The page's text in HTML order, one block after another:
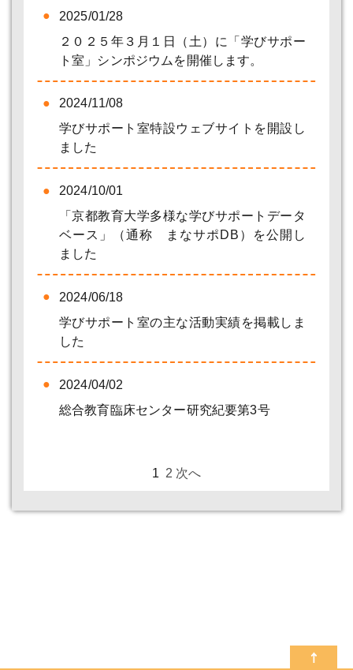
2025/01/28
２０２５年３月１日（土）に「学びサポー
ト室」シンポジウムを開催します。
2024/11/08
学びサポート室特設ウェブサイトを開設し
ました
2024/10/01
「京都教育大学多様な学びサポートデータ
ベース」（通称 まなサポDB）を公開し
ました
2024/06/18
学びサポート室の主な活動実績を掲載しま
した
2024/04/02
総合教育臨床センター研究紀要第3号
1 2 次へ